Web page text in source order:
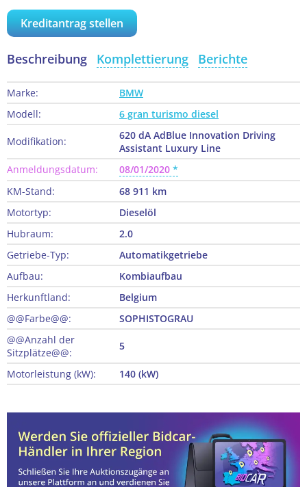
Kreditantrag stellen
Beschreibung Komplettierung Berichte
Marke:
BMW
Modell:
6 gran turismo diesel
Modifikation:
620 dA AdBlue Innovation Driving
Assistant Luxury Line
Anmeldungsdatum:
08/01/2020
KM-Stand:
68 911 km
Motortyp:
Dieselöl
Hubraum:
2.0
Getriebe-Typ:
Automatikgetriebe
Aufbau:
Kombiaufbau
Herkunftland:
Belgium
@@Farbe@@:
SOPHISTOGRAU
@@Anzahl der
Sitzplätze@@:
5
Motorleistung (kW): 140 (kW)